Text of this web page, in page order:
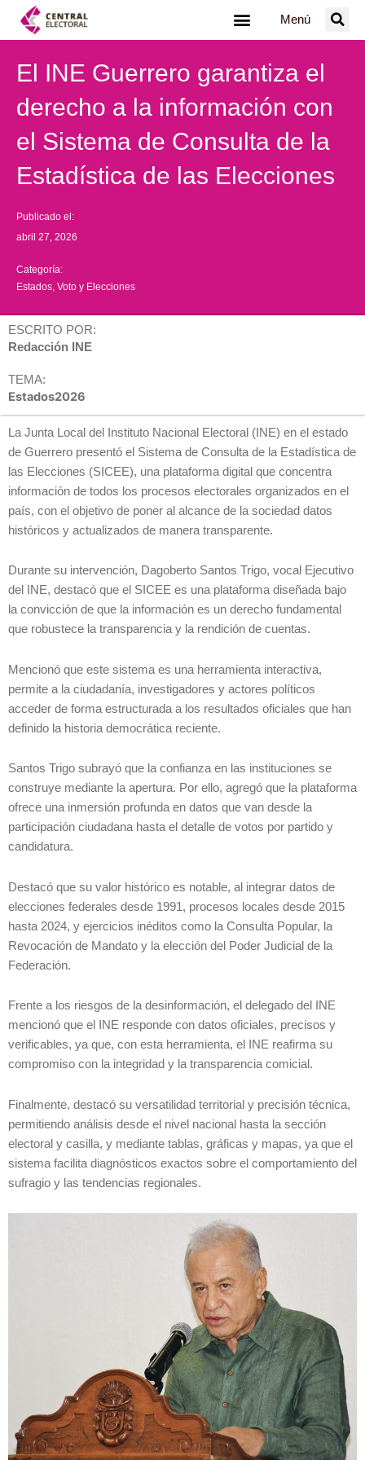
Menú
El INE Guerrero garantiza el
derecho a la información con
el Sistema de Consulta de la
Estadística de las Elecciones
Publicado el:
abril 27, 2026
Categoría:
Estados Voto y Elecciones
ESCRITO POR:
Redacción INE
TEMA:
Estados2026
La Junta Local del Instituto Nacional Electoral (INE) en el estado
de Guerrero presentó el Sistema de Consulta de la Estadística de
las Elecciones (SICEE), una plataforma digital que concentra
información de todos los procesos electorales organizados en el
país, con el objetivo de poner al alcance de la sociedad datos
históricos y actualizados de manera transparente.
Durante su intervención, Dagoberto Santos Trigo, vocal Ejecutivo
del INE, destacó que el SICEE es una plataforma diseñada bajo
la convicción de que la información es un derecho fundamental
que robustece la transparencia y la rendición de cuentas.
Mencionó que este sistema es una herramienta interactiva,
permite a la ciudadanía, investigadores y actores políticos
acceder de forma estructurada a los resultados oficiales que han
definido la historia democrática reciente.
Santos Trigo subrayó que la confianza en las instituciones se
construye mediante la apertura. Por ello, agregó que la plataforma
ofrece una inmersión profunda en datos que van desde la
participación ciudadana hasta el detalle de votos por partido y
candidatura.
Destacó que su valor histórico es notable, al integrar datos de
elecciones federales desde 1991, procesos locales desde 2015
hasta 2024, y ejercicios inéditos como la Consulta Popular, la
Revocación de Mandato y la elección del Poder Judicial de la
Federación.
Frente a los riesgos de la desinformación, el delegado del INE
mencionó que el INE responde con datos oficiales, precisos y
verificables, ya que, con esta herramienta, el INE reafirma su
compromiso con la integridad y la transparencia comicial.
Finalmente, destacó su versatilidad territorial y precisión técnica,
permitiendo análisis desde el nivel nacional hasta la sección
electoral y casilla, y mediante tablas, gráficas y mapas, ya que el
sistema facilita diagnósticos exactos sobre el comportamiento del
sufragio y las tendencias regionales.